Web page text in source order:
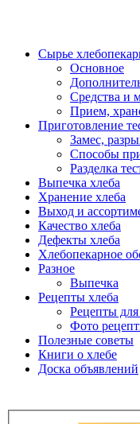
Сырье
Основное
Средства и
Прием,
Приготовление
Замес,
Способы
Разделка
Выпечка хлеба
Хранение хлеба
Выход и
Качество хлеба
Дефекты хлеба
Хлебопекарное
Разное
Выпечка
Рецепты хлеба
Рецепты
Фото
Полезные советы
Книги о хлебе
Доска объявлений